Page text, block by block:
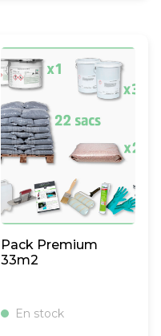
Pack Premium
33m2
En stock